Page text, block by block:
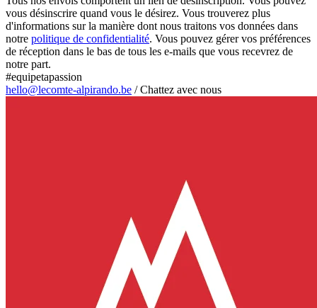
vous désinscrire quand vous le désirez. Vous trouverez plus
d'informations sur la manière dont nous traitons vos données dans
notre politique de confidentialité. Vous pouvez gérer vos préférences
de réception dans le bas de tous les e-mails que vous recevrez de
notre part.
#equipetapassion
hello@lecomte-alpirando.be /Chattez avec nous